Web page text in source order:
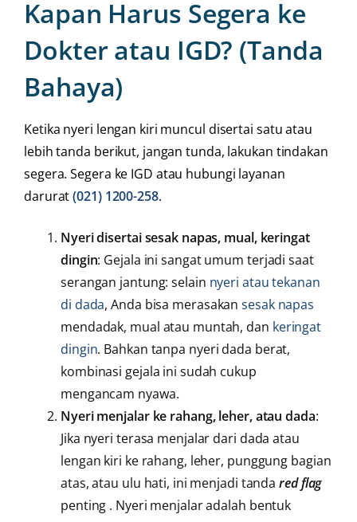
Kapan Harus Segera ke
Dokter atau IGD? (Tanda
Bahaya)
Ketika nyeri lengan kiri muncul disertai satu atau
lebih tanda berikut, jangan tunda, lakukan tindakan
segera. Segera ke IGD atau hubungi layanan
darurat(021) 1200-258.
Nyeri disertai sesak napas, mual, keringat
dingin: Gejala ini sangat umum terjadi saat
serangan jantung: selain nyeri atau tekanan
di dada, Anda bisa merasakansesak napas
mendadak, mual atau muntah, dan keringat
dingin. Bahkan tanpa nyeri dada berat,
kombinasi gejala ini sudah cukup
mengancam nyawa.
Nyeri menjalar ke rahang, leher, atau dada:
Jika nyeri terasa menjalar dari dada atau
lengan kiri ke rahang, leher, punggung bagian
atas, atau ulu hati, ini menjadi tandared flag
penting . Nyeri menjalar adalah bentuk